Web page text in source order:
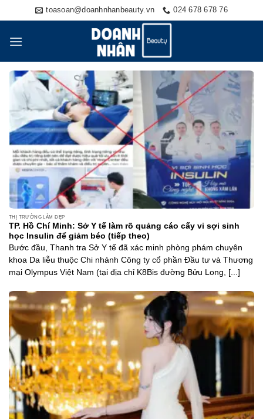
to
content
toasoan@doanhnhanbeauty.vn 024 678 678 76
THỊ TRƯỜNG LÀM ĐẸP
TP. Hồ Chí Minh: Sở Y tế làm rõ quảng cáo cấy vi sợi sinh
học Insulin để giảm béo (tiếp theo)
Bước đầu, Thanh tra Sở Y tế đã xác minh phòng phám chuyên
khoa Da liễu thuộc Chi nhánh Công ty cổ phần Đầu tư và Thương
mại Olympus Việt Nam (tại địa chỉ K8Bis đường Bửu Long, [...]